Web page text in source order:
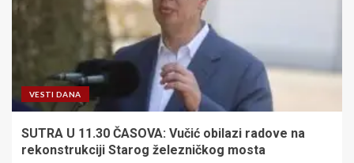
VESTI DANA
SUTRA U 11.30 ČASOVA: Vučić obilazi radove na
rekonstrukciji Starog železničkog mosta